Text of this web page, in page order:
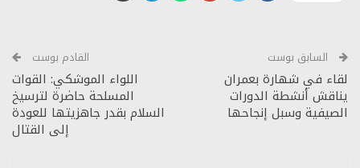
السابق بوست
لقاء في شهارة بعمران
يناقش أنشطة الدورات
الصيفية وسبل إنجاحها
القادم بوست
اللواء الموشكي: القوات
المسلحة حاضرة لترسيخ
السلام بقدر جاهزيتها للعودة
إلى القتال